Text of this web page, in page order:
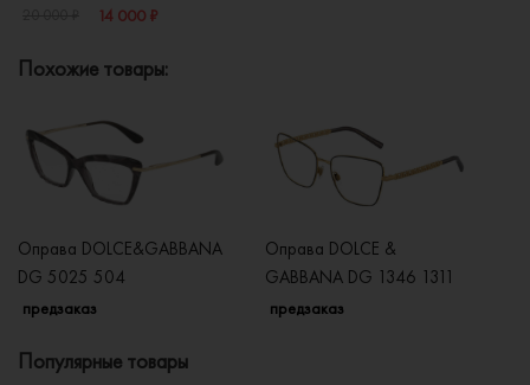
14 000 ₽
Похожие товары:
Оправа DOLCE&GABBANA
DG 5025 504
предзаказ
Оправа DOLCE &
GABBANA DG 1346 1311
предзаказ
Популярные товары